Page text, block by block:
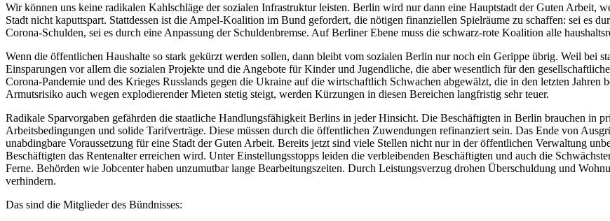
Wir können uns keine radikalen Kahlschläge der sozialen Infrastruktur leisten. Berlin wird nur dann eine Hauptstadt der Guten Arbeit,
Stadt nicht kaputtspart. Stattdessen ist die Ampel-Koalition im Bund gefordert, die nötigen finanziellen Spielräume zu schaffen: sei es
Corona-Schulden, sei es durch eine Anpassung der Schuldenbremse. Auf Berliner Ebene muss die schwarz-rote Koalition alle
Wenn die öffentlichen Haushalte so stark gekürzt werden sollen, dann bleibt vom sozialen Berlin nur noch ein Gerippe übrig. Weil bei
Einsparungen vor allem die sozialen Projekte und die Angebote für Kinder und Jugendliche, die aber wesentlich für den
Corona-Pandemie und des Krieges Russlands gegen die Ukraine auf die wirtschaftlich Schwachen abgewälzt, die in den letzten
Armutsrisiko auch wegen explodierender Mieten stetig steigt, werden Kürzungen in diesen Bereichen langfristig sehr teuer.
Radikale Sparvorgaben gefährden die staatliche Handlungsfähigkeit Berlins in jeder Hinsicht. Die Beschäftigten in Berlin brauchen in
Arbeitsbedingungen und solide Tarifverträge. Diese müssen durch die öffentlichen Zuwendungen refinanziert sein. Das Ende von
unabdingbare Voraussetzung für eine Stadt der Guten Arbeit. Bereits jetzt sind viele Stellen nicht nur in der öffentlichen Verwaltung
Beschäftigten das Rentenalter erreichen wird. Unter Einstellungsstopps leiden die verbleibenden Beschäftigten und auch die
Ferne. Behörden wie Jobcenter haben unzumutbar lange Bearbeitungszeiten. Durch Leistungsverzug drohen Überschuldung und
verhindern.
Das sind die Mitglieder des Bündnisses: